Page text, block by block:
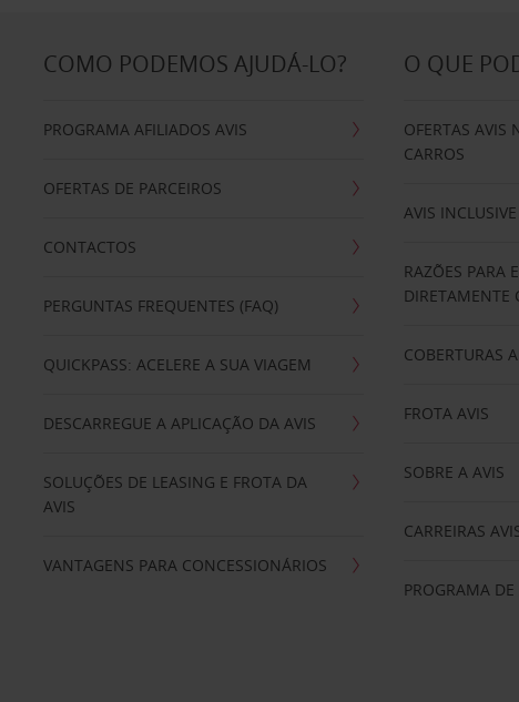
COMO PODEMOS AJUDÁ-LO?
PROGRAMA AFILIADOS AVIS
OFERTAS DE PARCEIROS
CONTACTOS
PERGUNTAS FREQUENTES (FAQ)
QUICKPASS: ACELERE A SUA VIAGEM
DESCARREGUE A APLICAÇÃO DA AVIS
SOLUÇÕES DE LEASING E FROTA DA
AVIS
VANTAGENS PARA CONCESSIONÁRIOS
O QUE
OFERTAS AVIS
CARROS
AVIS INCLUSIVE
RAZÕES PARA
DIRETAMENTE
COBERTURAS
FROTA AVIS
SOBRE A AVIS
CARREIRAS
PROGRAMA